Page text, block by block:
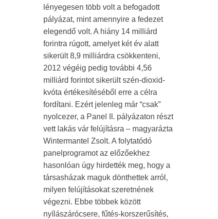
lényegesen több volt a befogadott
pályázat, mint amennyire a fedezet
elegendő volt. A hiány 14 milliárd
forintra rúgott, amelyet két év alatt
sikerült 8,9 milliárdra csökkenteni,
2012 végéig pedig további 4,56
milliárd forintot sikerült szén-dioxid-
kvóta értékesítéséből erre a célra
fordítani. Ezért jelenleg már “csak”
nyolcezer, a Panel II. pályázaton részt
vett lakás vár felújításra – magyarázta
Wintermantel Zsolt. A folytatódó
panelprogramot az előzőekhez
hasonlóan úgy hirdették meg, hogy a
társasházak maguk dönthettek arról,
milyen felújításokat szeretnének
végezni. Ebbe többek között
nyílászárócsere, fűtés-korszerűsítés,